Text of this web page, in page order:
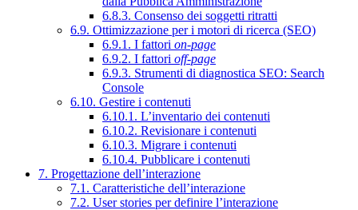
6.8.3. Consenso dei soggetti ritratti
6.9. Ottimizzazione per i motori di ricerca (SEO)
6.9.1. I fattori on-page
6.9.2. I fattori off-page
6.9.3. Strumenti di diagnostica SEO: Search
Console
6.10. Gestire i contenuti
6.10.1. L’inventario dei contenuti
6.10.2. Revisionare i contenuti
6.10.3. Migrare i contenuti
6.10.4. Pubblicare i contenuti
7. Progettazione dell’interazione
7.1. Caratteristiche dell’interazione
7.2. User stories per definire l’interazione